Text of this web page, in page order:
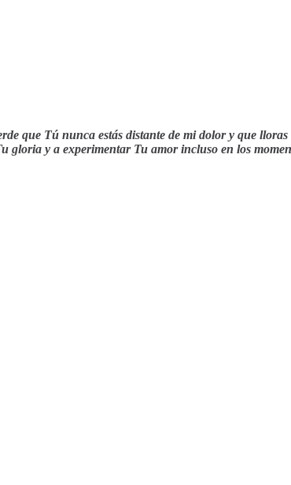
que Tú nunca estás distante de mi dolor y que
y a experimentar Tu amor incluso en los